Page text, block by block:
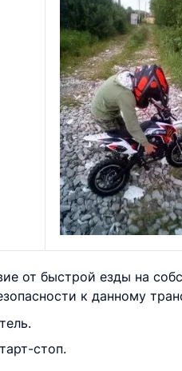
от быстрой езды на
к данному
стоп.